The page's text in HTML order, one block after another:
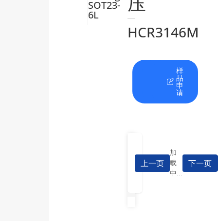
SOT23-
6L
HCR3146M
料
下
样
品
申
请
上一页
加
载
中...
下一页